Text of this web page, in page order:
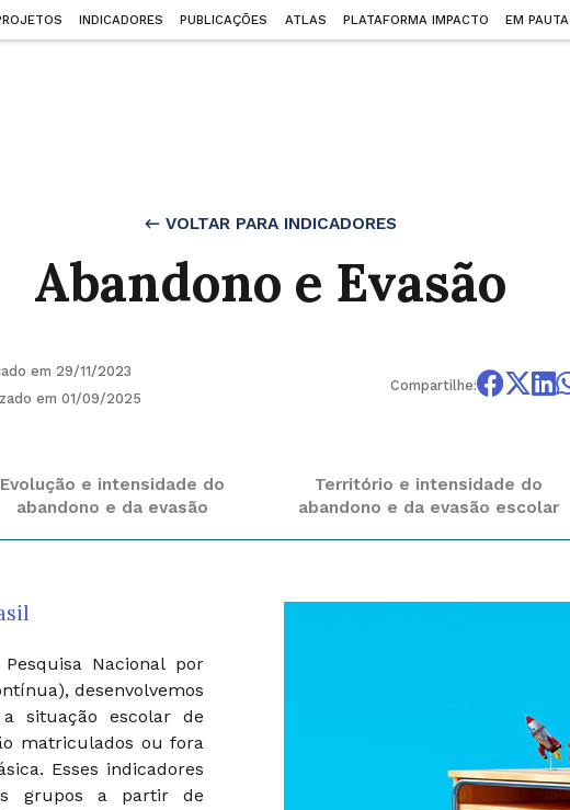
INDICADORES PUBLICAÇÕES ATLAS PLATAFORMA IMPACTO EM PAUTA
← VOLTAR PARA INDICADORES
Abandono e Evasão
em 29/11/2023
em 01/09/2025
Compartilhe:
Evolução e intensidade do
abandono e da evasão
Território e intensidade do
abandono e da evasão escolar
Nacional por
desenvolvemos
situação escolar de
matriculados ou fora
Esses indicadores
grupos a partir de